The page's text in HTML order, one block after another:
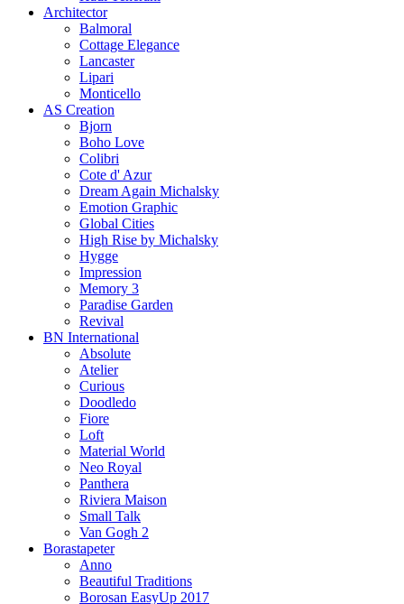
Architector
Balmoral
Cottage Elegance
Lancaster
Lipari
Monticello
AS Creation
Bjorn
Boho Love
Colibri
Cote d' Azur
Dream Again Michalsky
Emotion Graphic
Global Cities
High Rise by Michalsky
Hygge
Impression
Memory 3
Paradise Garden
Revival
BN International
Absolute
Atelier
Curious
Doodledo
Fiore
Loft
Material World
Neo Royal
Panthera
Riviera Maison
Small Talk
Van Gogh 2
Borastapeter
Anno
Beautiful Traditions
Borosan EasyUp 2017